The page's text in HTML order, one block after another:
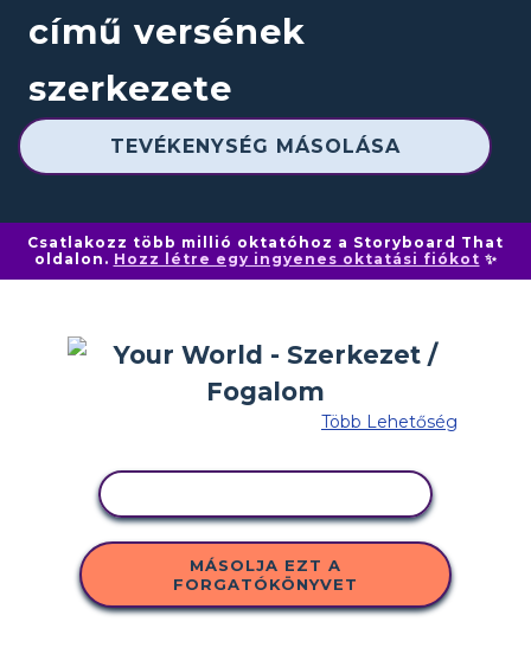
című versének
szerkezete
TEVÉKENYSÉG MÁSOLÁSA
Csatlakozz több millió oktatóhoz a Storyboard That
oldalon. Hozz létre egy ingyenes oktatási fiókot ✨
Több Lehetőség
MÁSOLJA EZT A
FORGATÓKÖNYVET